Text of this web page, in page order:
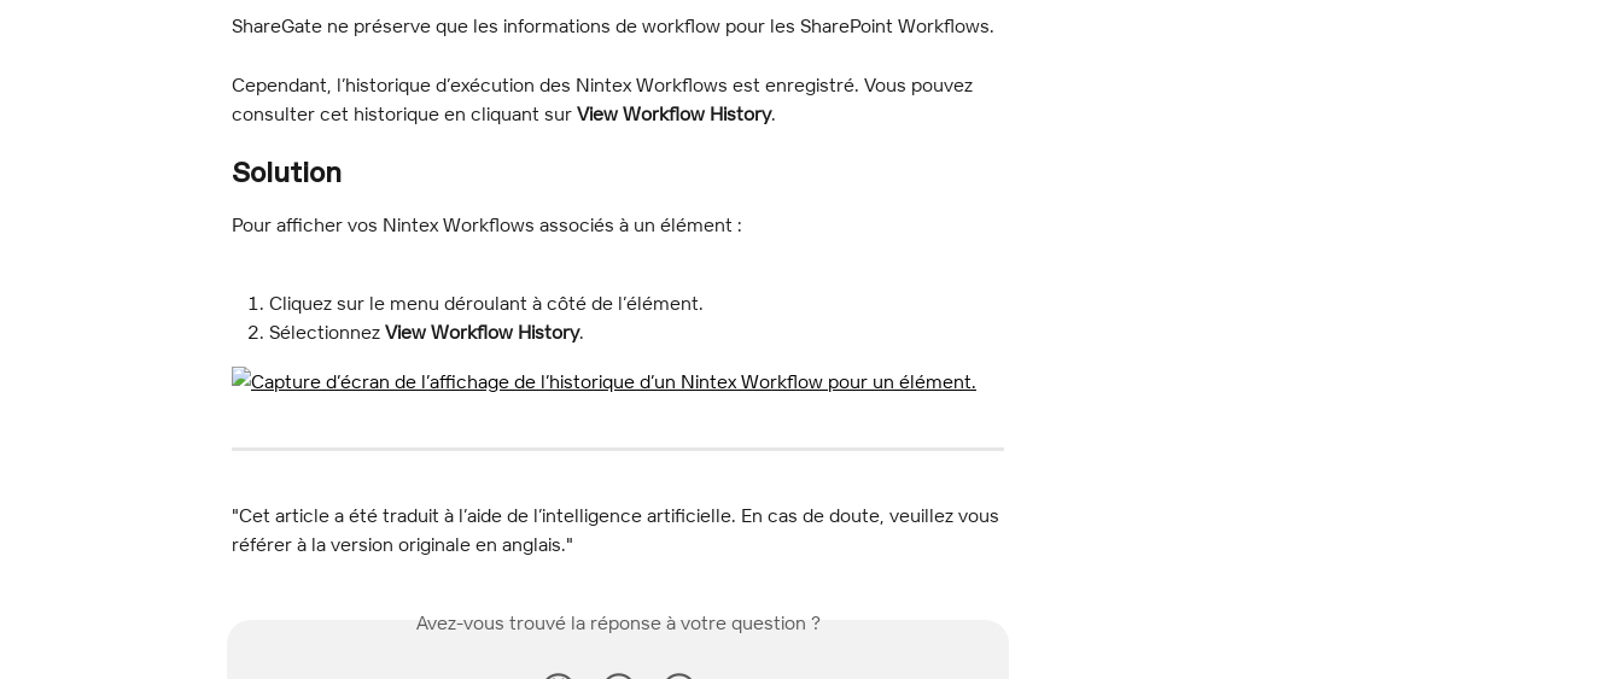
ShareGate ne préserve que les informations de workflow pour les SharePoint Workflows.
Cependant, l’historique d’exécution des Nintex Workflows est enregistré. Vous pouvez
consulter cet historique en cliquant sur View Workflow History.
Solution
Pour afficher vos Nintex Workflows associés à un élément :
Cliquez sur le menu déroulant à côté de l’élément.
Sélectionnez View Workflow History.
"Cet article a été traduit à l’aide de l’intelligence artificielle. En cas de doute, veuillez vous
référer à la version originale en anglais."
Avez-vous trouvé la réponse à votre question ?